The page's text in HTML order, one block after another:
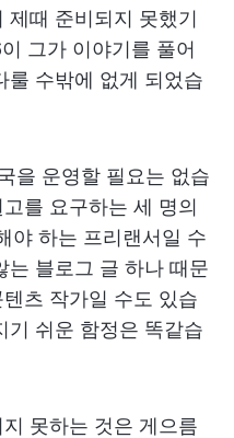
제때 준비되지 못했기
그가 이야기를 풀어
룰 수밖에 없게 되었습
을 운영할 필요는 없습
를 요구하는 세 명의
야 하는 프리랜서일 수
는 블로그 글 하나 때문
츠 작가일 수도 있습
기 쉬운 함정은 똑같습
못하는 것은 게으름